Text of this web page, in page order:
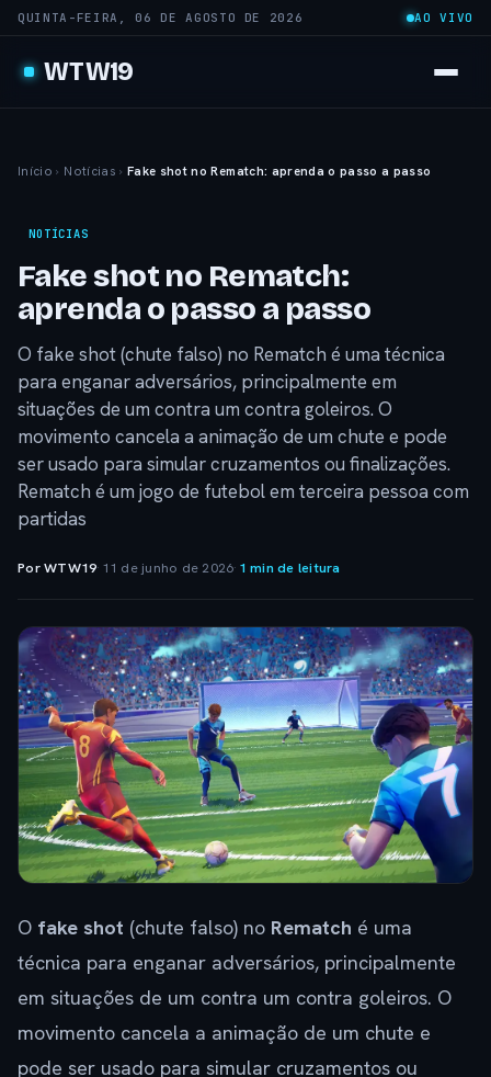
QUINTA-FEIRA, 06 DE AGOSTO DE 2026 AO VIVO
WTW19
Início › Notícias › Fake shot no Rematch: aprenda o passo a passo
NOTÍCIAS
Fake shot no Rematch:
aprenda o passo a passo
O fake shot (chute falso) no Rematch é uma técnica
para enganar adversários, principalmente em
situações de um contra um contra goleiros. O
movimento cancela a animação de um chute e pode
ser usado para simular cruzamentos ou finalizações.
Rematch é um jogo de futebol em terceira pessoa com
partidas
Por WTW19· 11 de junho de 2026· 1 min de leitura
O fake shot (chute falso) no Rematch é uma
técnica para enganar adversários, principalmente
em situações de um contra um contra goleiros. O
movimento cancela a animação de um chute e
pode ser usado para simular cruzamentos ou